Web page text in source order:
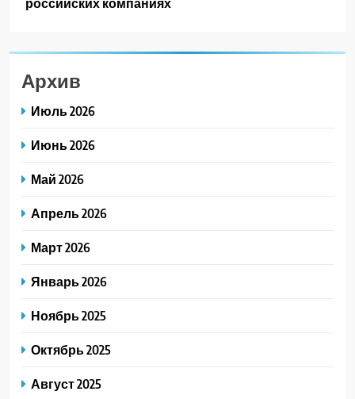
Архив
Июль 2026
Июнь 2026
Май 2026
Апрель 2026
Март 2026
Январь 2026
Ноябрь 2025
Октябрь 2025
Август 2025